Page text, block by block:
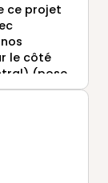
ce projet
le côté
(pose
ouest
des
de
des